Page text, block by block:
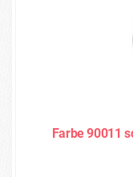
Farbe 90011